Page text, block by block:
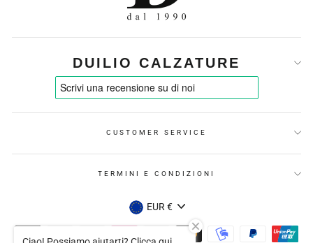
DUILIO CALZATURE
CUSTOMER SERVICE
TERMINI E CONDIZIONI
VALUTA
EUR €